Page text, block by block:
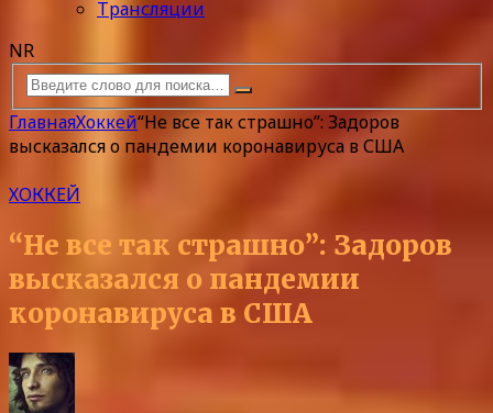
Трансляции
NR
ГлавнаяХоккей“Не все так страшно”: Задоров
высказался о пандемии коронавируса в США
ХОККЕЙ
“Не все так страшно”: Задоров
высказался о пандемии
коронавируса в США